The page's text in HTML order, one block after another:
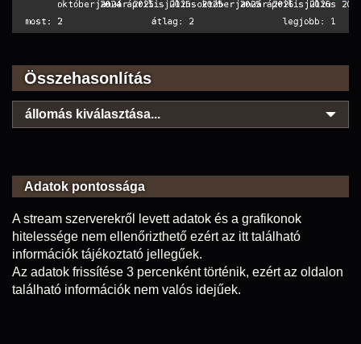
Összehasonlítás
állomás kiválasztása...
Adatok pontossága
A stream szerverekről levett adatok és a grafikonok
hitelessége nem ellenőrizthető ezért az itt található
információk tájékoztató jellegűek.
Az adatok frissítése 3 percenként történik, ezért az oldalon
található információk nem valós idejűek.